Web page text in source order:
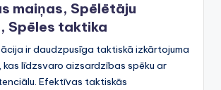
maiņas, Spēlētāju
Spēles taktika
ir daudzpusīga taktiskā izkārtojuma
līdzsvaro aizsardzības spēku ar
Efektīvas taktiskās